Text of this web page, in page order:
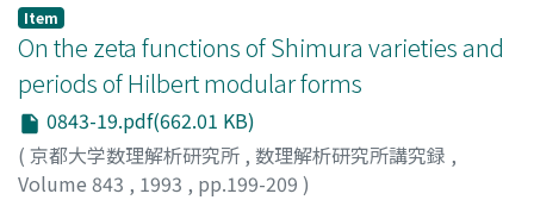
一朗;
Item
On the zeta functions of Shimura varieties and
periods of Hilbert modular forms
0843-19.pdf(662.01 KB)
( 京都大学数理解析研究所 , 数理解析研究所講究録 ,
Volume 843 , 1993 , pp.199-209 )